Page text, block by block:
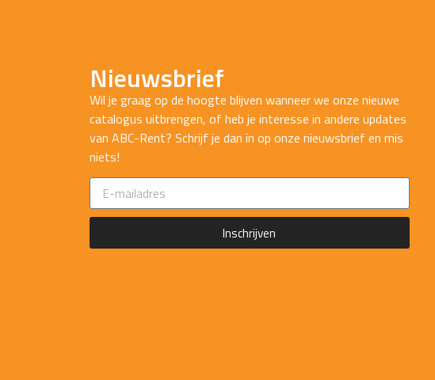
Nieuwsbrief
Wil je graag op de hoogte blijven wanneer we onze nieuwe
catalogus uitbrengen, of heb je interesse in andere updates
van ABC-Rent? Schrijf je dan in op onze nieuwsbrief en mis
niets!
Inschrijven